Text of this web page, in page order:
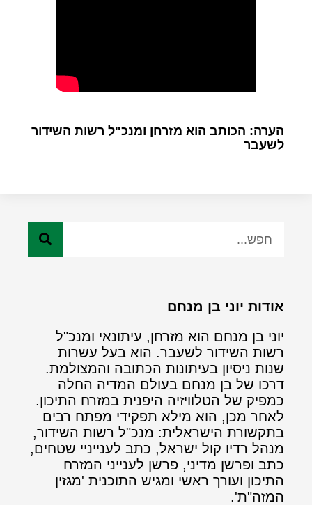
הערה: הכותב הוא מזרחן ומנכ"ל רשות השידור
לשעבר
אודות יוני בן מנחם
יוני בן מנחם הוא מזרחן, עיתונאי ומנכ"ל
רשות השידור לשעבר. הוא בעל עשרות
שנות ניסיון בעיתונות הכתובה והמצולמת.
דרכו של בן מנחם בעולם המדיה החלה
כמפיק של הטלוויזיה היפנית במזרח התיכון.
לאחר מכן, הוא מילא תפקידי מפתח רבים
בתקשורת הישראלית: מנכ"ל רשות השידור,
מנהל רדיו קול ישראל, כתב לענייניי שטחים,
כתב ופרשן מדיני, פרשן לענייני המזרח
התיכון ועורך ראשי ומגיש התוכנית 'מגזין
המזה"ת'.